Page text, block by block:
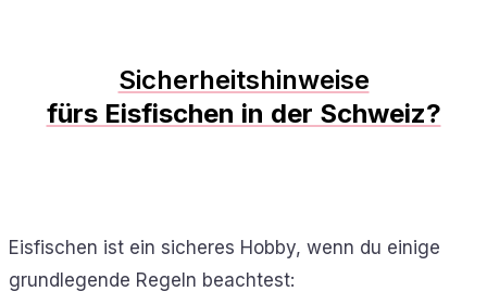
Sicherheitshinweise
fürs Eisfischen in der Schweiz?
Eisfischen ist ein sicheres Hobby, wenn du einige
grundlegende Regeln beachtest: